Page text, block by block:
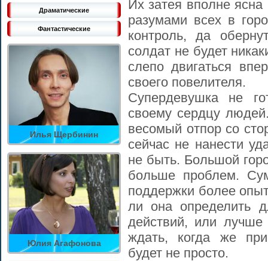
Драматические
Фантастические
Илья Щербинин
Юлия Агафонова
Их затея вполне
разумами всех в
контроль, да
солдат не будет
слепо двигаться
своего повелителя.
Супердевушка не
своему сердцу
весомый отпор со
сейчас не нанести
не быть. Большой
больше проблем.
поддержки более
ли она определить
действий, или лучше
ждать, когда же
будет не просто.